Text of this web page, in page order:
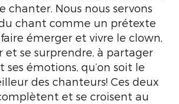
chanter. Nous nous servons
chant comme un prétexte
émerger et vivre le clown,
et se surprendre, à partager
ses émotions, qu’on soit le
des chanteurs! Ces deux
et se croisent au